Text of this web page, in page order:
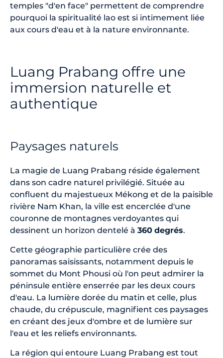
temples "d'en face" permettent de comprendre
pourquoi la spiritualité lao est si intimement liée
aux cours d'eau et à la nature environnante.
Luang Prabang offre une
immersion naturelle et
authentique
Paysages naturels
La magie de Luang Prabang réside également
dans son cadre naturel privilégié. Située au
confluent du majestueux Mékong et de la paisible
rivière Nam Khan, la ville est encerclée d'une
couronne de montagnes verdoyantes qui
dessinent un horizon dentelé à 360 degrés.
Cette géographie particulière crée des
panoramas saisissants, notamment depuis le
sommet du Mont Phousi où l'on peut admirer la
péninsule entière enserrée par les deux cours
d'eau. La lumière dorée du matin et celle, plus
chaude, du crépuscule, magnifient ces paysages
en créant des jeux d'ombre et de lumière sur
l'eau et les reliefs environnants.
La région qui entoure Luang Prabang est tout